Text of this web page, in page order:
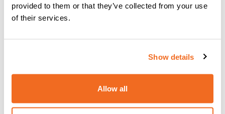
provided to them or that they’ve collected from your use
of their services.
Show details
Allow all